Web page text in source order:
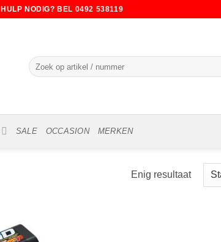
HULP NODIG? BEL 0492 538119
Zoeken
naar:
SALE OCCASION MERKEN
Enig resultaat